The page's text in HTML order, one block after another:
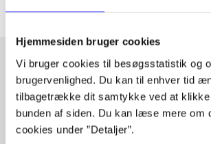
Hjemmesiden bruger cookies
Vi bruger cookies til besøgsstatistik og
brugervenlighed. Du kan til enhver tid
tilbagetrække dit samtykke ved at klikke
bunden af siden. Du kan læse mere om
cookies under ”Detaljer”.
Artikler med samme emner
Fra